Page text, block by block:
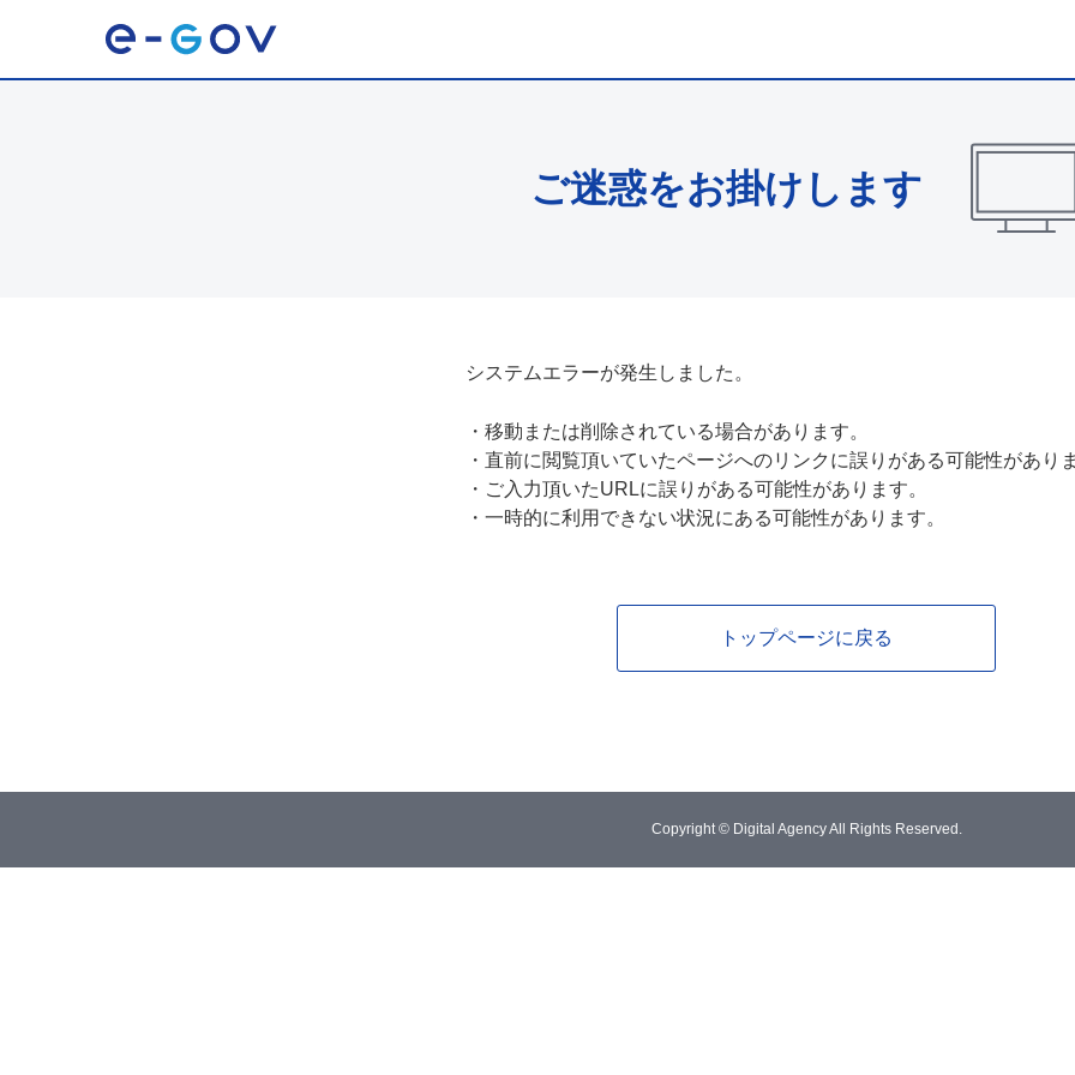
ご迷惑をお掛けします
システムエラーが発生しました。
・ 移動または削除されている場合があります。
・ 直前に閲覧頂いていたページへのリンクに誤りがある可能性があり
・ ご入力頂いたURLに誤りがある可能性があります。
・ 一時的に利用できない状況にある可能性があります。
トップページに戻る
Copyright © Digital Agency All Rights Reserved.